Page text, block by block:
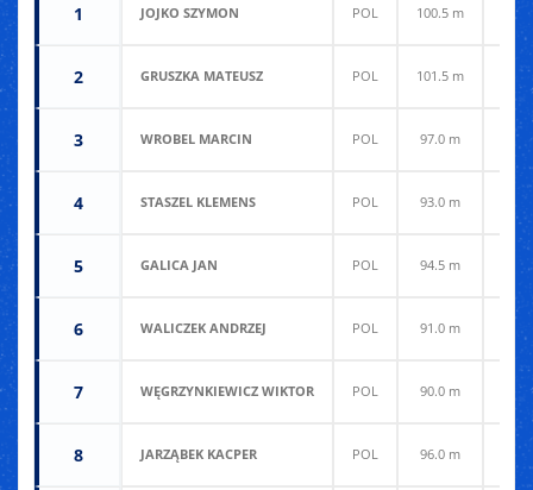
1 JOJKO SZYMON POL 100.5 m
2 GRUSZKA MATEUSZ POL 101.5 m
3 WROBEL MARCIN POL 97.0 m
4 STASZEL KLEMENS POL 93.0 m
5 GALICA JAN POL 94.5 m
6 WALICZEK ANDRZEJ POL 91.0 m
7 WĘGRZYNKIEWICZ WIKTOR POL 90.0 m
8 JARZĄBEK KACPER POL 96.0 m